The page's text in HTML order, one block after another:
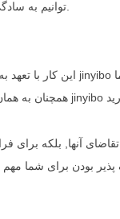
همچنان به
پذیر بودن برای